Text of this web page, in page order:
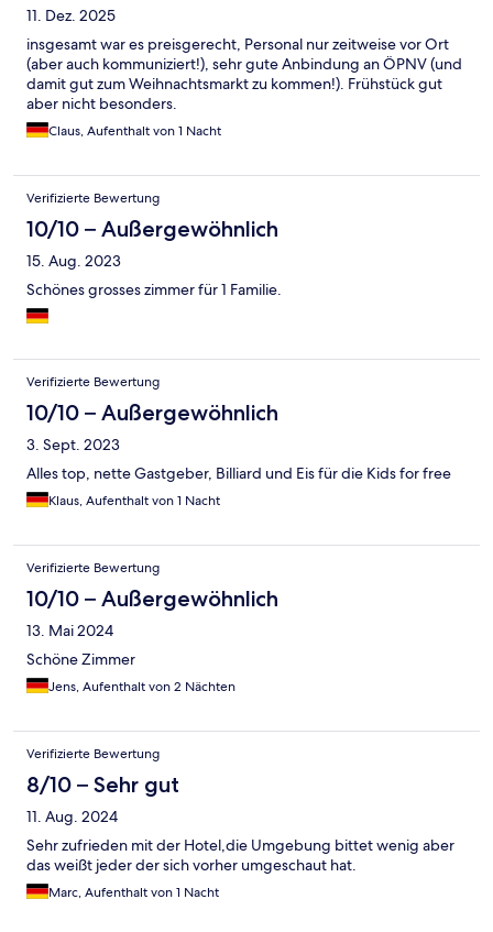
11. Dez. 2025
insgesamt war es preisgerecht, Personal nur zeitweise vor Ort
(aber auch kommuniziert!), sehr gute Anbindung an ÖPNV (und
damit gut zum Weihnachtsmarkt zu kommen!). Frühstück gut
aber nicht besonders.
Claus, Aufenthalt von 1 Nacht
Verifizierte Bewertung
10/10 – Außergewöhnlich
15. Aug. 2023
Schönes grosses zimmer für 1 Familie.
Verifizierte Bewertung
10/10 – Außergewöhnlich
3. Sept. 2023
Alles top, nette Gastgeber, Billiard und Eis für die Kids for free
Klaus, Aufenthalt von 1 Nacht
Verifizierte Bewertung
10/10 – Außergewöhnlich
13. Mai 2024
Schöne Zimmer
Jens, Aufenthalt von 2 Nächten
Verifizierte Bewertung
8/10 – Sehr gut
11. Aug. 2024
Sehr zufrieden mit der Hotel,die Umgebung bittet wenig aber
das weißt jeder der sich vorher umgeschaut hat.
Marc, Aufenthalt von 1 Nacht